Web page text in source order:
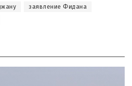
заявление Фидана